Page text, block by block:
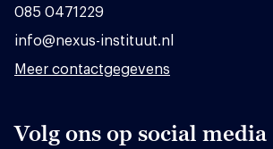
085 0471229
info@nexus-instituut.nl
Meer contactgegevens
Volg ons op social media